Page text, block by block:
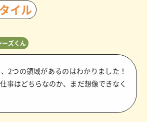
イル
ーズくん
2つの領域があるのはわかりました！
事はどちらなのか、まだ想像できなく